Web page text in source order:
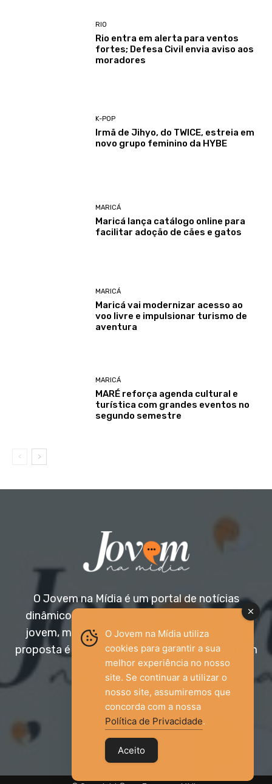
RIO
Rio entra em alerta para ventos
fortes; Defesa Civil envia aviso aos
moradores
K-POP
Irmã de Jihyo, do TWICE, estreia em
novo grupo feminino da HYBE
MARICÁ
Maricá lança catálogo online para
facilitar adoção de cães e gatos
MARICÁ
Maricá vai modernizar acesso ao
voo livre e impulsionar turismo de
aventura
MARICÁ
MARÉ reforça agenda cultural e
turística com grandes eventos no
segundo semestre
O Jovem na Mídia é um portal de notícias
dinâmico e acessível, voltado para o público
jovem, mas aberto a todas as idades. Nossa
proposta é trazer informação relevante com um
olhar diferenciado.
Entre em contato:
jovemnamidia2017@gmail.com
O Jovem na Mídia utiliza
cookies para garantir a sua
melhor experiência no nosso
site. Se continuar a utilizar o
nosso site, assumiremos que
concorda com a nossa
Política de Privacidade.
Aceito